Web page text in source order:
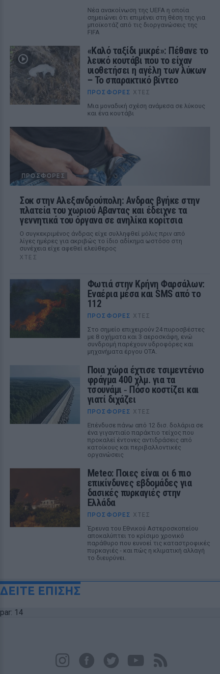
Νέα ανακοίνωση της UEFA η οποία
σημειώνει ότι επιμένει στη θέση της για
μποϊκοτάζ από τις διοργανώσεις της
FIFA
«Καλό ταξίδι μικρέ»: Πέθανε το
λευκό κουτάβι που το είχαν
υιοθετήσει η αγέλη των λύκων
– Το σπαρακτικό βίντεο
ΠΡΟΣΦΟΡΈΣ ΧΤΕΣ
Μια μοναδική σχέση ανάμεσα σε λύκους
και ένα κουτάβι
ΠΡΟΣΦΟΡΈΣ
Σοκ στην Αλεξανδρούπολη: Ανδρας βγήκε στην
πλατεία του χωριού Αβαντας και έδειχνε τα
γεννητικά του όργανα σε ανηλίκα κορίτσια
Ο συγκεκριμένος άνδρας είχε συλληφθεί μόλις πριν από
λίγες ημέρες για ακριβώς το ίδιο αδίκημα ωστόσο στη
συνέχεια είχε αφεθεί ελεύθερος
ΧΤΕΣ
Φωτιά στην Κρήνη Φαρσάλων:
Εναέρια μέσα και SMS από το
112
ΠΡΟΣΦΟΡΈΣ ΧΤΕΣ
Στο σημείο επιχειρούν 24 πυροσβέστες
με 8 οχήματα και 3 αεροσκάφη, ενώ
συνδρομή παρέχουν υδροφόρες και
μηχανήματα έργου ΟΤΑ.
Ποια χώρα έχτισε τσιμεντένιο
φράγμα 400 χλμ. για τα
τσουνάμι ‑ Πόσο κοστίζει και
γιατί διχάζει
ΠΡΟΣΦΟΡΈΣ ΧΤΕΣ
Επένδυσε πάνω από 12 δισ. δολάρια σε
ένα γιγαντιαίο παράκτιο τείχος που
προκαλεί έντονες αντιδράσεις από
κατοίκους και περιβαλλοντικές
οργανώσεις
Meteo: Ποιες είναι οι 6 πιο
επικίνδυνες εβδομάδες για
δασικές πυρκαγιές στην
Ελλάδα
ΠΡΟΣΦΟΡΈΣ ΧΤΕΣ
Έρευνα του Εθνικού Αστεροσκοπείου
αποκαλύπτει το κρίσιμο χρονικό
παράθυρο που ευνοεί τις καταστροφικές
πυρκαγιές - και πώς η κλιματική αλλαγή
το διευρύνει.
ΔΕΙΤΕ ΕΠΙΣΗΣ
par: 14